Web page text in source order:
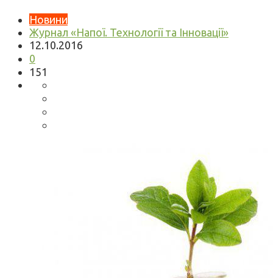
Новини
Журнал «Напої. Технології та Інновації»
12.10.2016
0
151